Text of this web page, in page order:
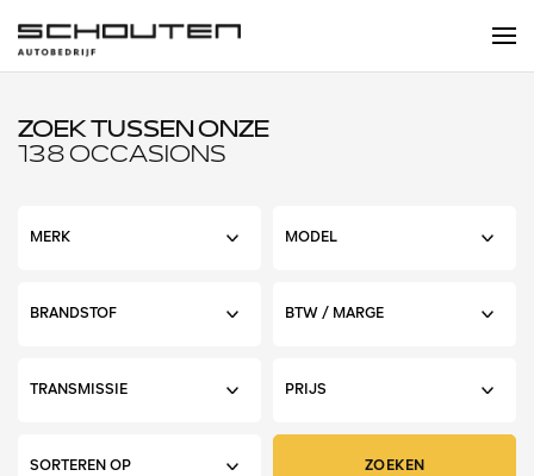
ZOEK TUSSEN ONZE
138 OCCASIONS
ZOEKEN